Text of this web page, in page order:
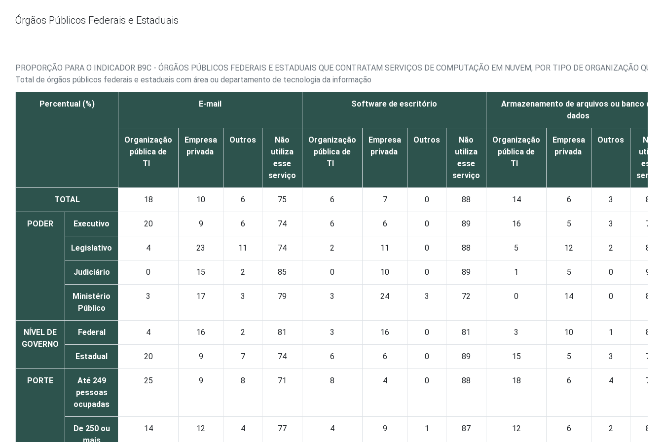
Órgãos Públicos Federais e Estaduais
PROPORÇÃO PARA O INDICADOR B9C - ÓRGÃOS PÚBLICOS FEDERAIS E ESTADUAIS QUE CONTRATAM SERVIÇOS DE COMPUTAÇÃO EM NUVEM, POR TIPO DE ORGANIZAÇÃO QUE
Total de órgãos públicos federais e estaduais com área ou departamento de tecnologia da informação
Percentual (%) E-mail Software de escritório
Armazenamento de arquivos ou banco de
dados
Organização
pública de
TI
Empresa
privada
Outros
Não
utiliza
esse
serviço
Organização
pública de
TI
Empresa
privada
Outros
Não
utiliza
esse
serviço
Organização
pública de
TI
Empresa
privada
Outros
Não
utiliza
esse
TOTAL 18 10 6 75 6 7 0 88 14 6 3 80
PODER Executivo 20 9 6 74 6 6 0 89 16 5 3 79
Legislativo 4 23 11 74 2 11 0 88 5 12 2 81
Judiciário 0 15 2 85 0 10 0 89 1 5 0 95
Ministério
Público
3 17 3 79 3 24 3 72 0 14 0 83
NÍVEL DE
GOVERNO
Federal 4 16 2 81 3 16 0 81 3 10 1 88
Estadual 20 9 7 74 6 6 0 89 15 5 3 79
PORTE
Até 249
pessoas
ocupadas
25 9 8 71 8 4 0 88 18 6 4 76
De 250 ou
14 12 4 77 4 9 1 87 12 6 2 82